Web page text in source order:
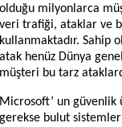
olduğu milyonlarca
veri trafiği, ataklar ve
kullanmaktadır. Sahip
atak henüz Dünya
müşteri bu tarz
Microsoft’ un güvenlik
gerekse bulut